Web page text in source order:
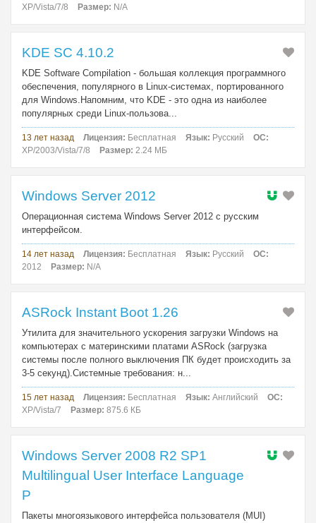
XP/Vista/7/8
Размер: N/A
KDE SC 4.10.2
KDE Software Compilation - большая коллекция программного
обеспечения, популярного в Linux-системах, портированного
для Windows.Напомним, что KDE - это одна из наиболее
популярных среди Linux-пользова...
13 лет назад Лицензия: Бесплатная Язык: Русский
ОС:
XP/2003/Vista/7/8
Размер: 2.24 МБ
Windows Server 2012
Операционная система Windows Server 2012 с русским
интерфейсом.
14 лет назад Лицензия: Бесплатная Язык: Русский
ОС:
2012
Размер: N/A
ASRock Instant Boot 1.26
Утилита для значительного ускорения загрузки Windows на
компьютерах с материнскими платами ASRock (загрузка
системы после полного выключения ПК будет происходить за
3-5 секунд).Системные требования: н...
15 лет назад Лицензия: Бесплатная Язык: Английский
ОС:
XP/Vista/7
Размер: 875.6 КБ
Windows Server 2008 R2 SP1
Multilingual User Interface Language
P
Пакеты многоязыкового интерфейса пользователя (MUI)